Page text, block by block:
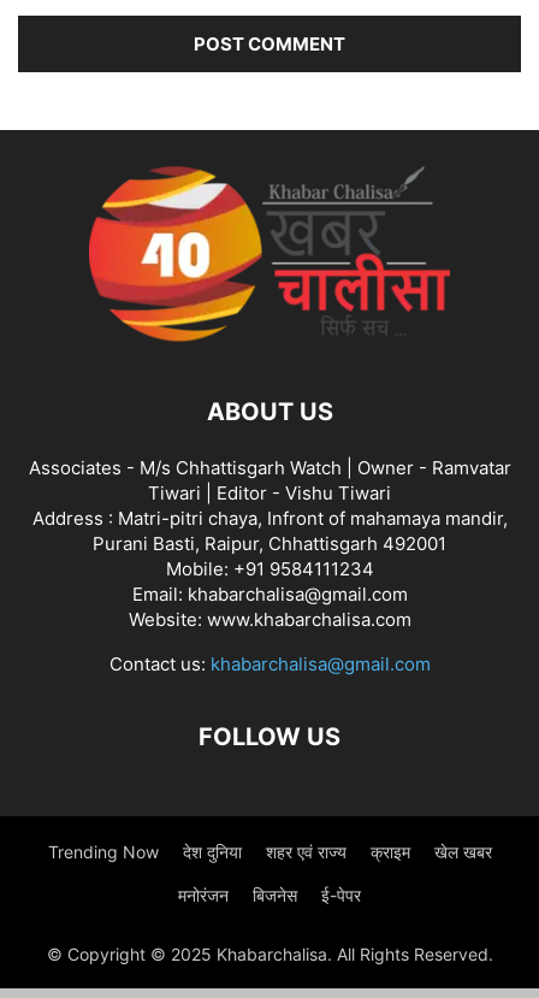
ABOUT US
Associates - M/s Chhattisgarh Watch | Owner - Ramvatar
Tiwari | Editor - Vishu Tiwari
Address : Matri-pitri chaya, Infront of mahamaya mandir,
Purani Basti, Raipur, Chhattisgarh 492001
Mobile: +91 9584111234
Email: khabarchalisa@gmail.com
Website: www.khabarchalisa.com
Contact us: khabarchalisa@gmail.com
FOLLOW US
Trending Now देश दुनिया शहर एवं राज्य क्राइम खेल खबर
मनोरंजन बिजनेस ई-पेपर
© Copyright © 2025 Khabarchalisa. All Rights Reserved.